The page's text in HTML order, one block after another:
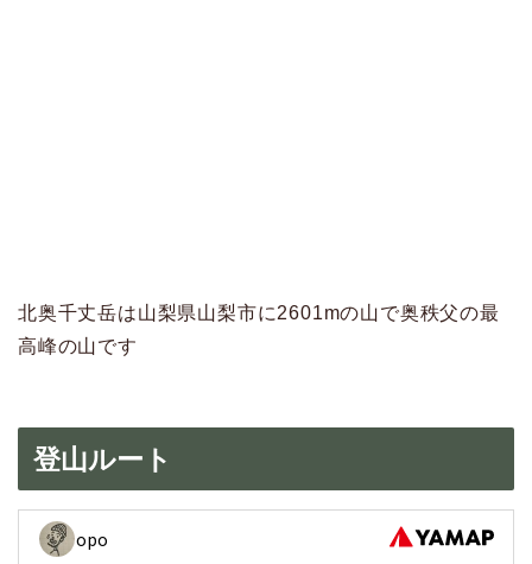
北奥千丈岳は山梨県山梨市に2601mの山で奥秩父の最
高峰の山です
登山ルート